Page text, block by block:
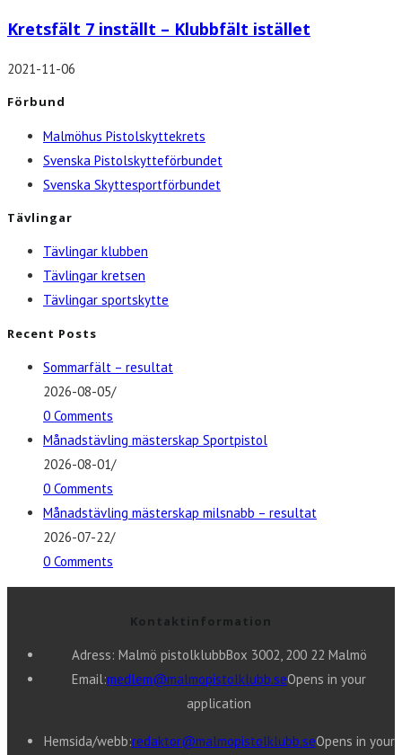
Kretsfält 7 inställt – Klubbfält istället
2021-11-06
Förbund
Malmöhus Pistolskyttekrets
Svenska Pistolskytteförbundet
Svenska Skyttesportförbundet
Tävlingar
Tävlingar klubben
Tävlingar kretsen
Tävlingar sportskytte
Recent Posts
Sommarfält – resultat
2026-08-05/
0 Comments
Månadstävling mästerskap Sportpistol
2026-08-01/
0 Comments
Månadstävling mästerskap milsnabb – resultat
2026-07-22/
0 Comments
Kontaktinformation
Adress: Malmö pistolklubbBox 3002, 200 22 Malmö
Email:medlem@malmopistolklubb.seOpens in your
application
Hemsida/webb:redaktor@malmopistolklubb.seOpens in your